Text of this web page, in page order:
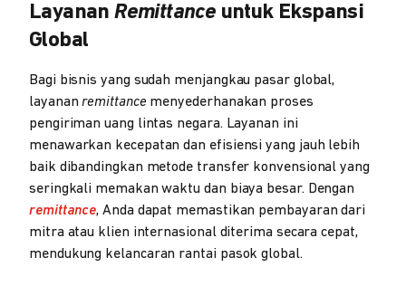
LayananRemittance untuk Ekspansi
Global
Bagi bisnis yang sudah menjangkau pasar global,
layananremittance menyederhanakan proses
pengiriman uang lintas negara. Layanan ini
menawarkan kecepatan dan efisiensi yang jauh lebih
baik dibandingkan metode transfer konvensional yang
seringkali memakan waktu dan biaya besar. Dengan
remittance, Anda dapat memastikan pembayaran dari
mitra atau klien internasional diterima secara cepat,
mendukung kelancaran rantai pasok global.